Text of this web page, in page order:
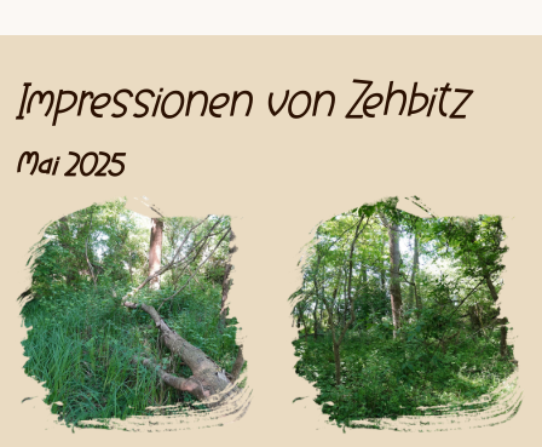
Impressionen von Zehbitz
Mai 2025